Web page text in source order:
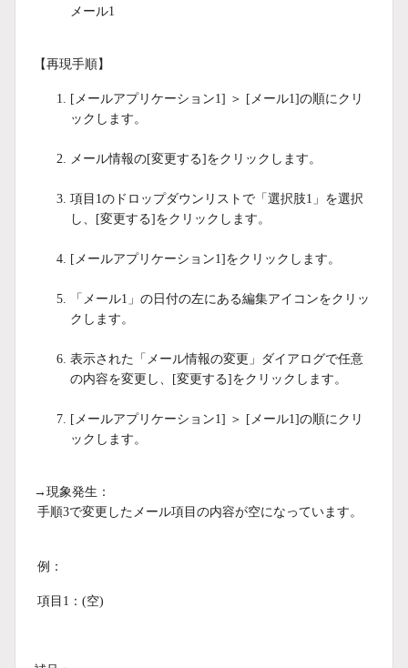
メール1
【再現手順】
[メールアプリケーション1] ＞ [メール1]の順にクリ
ックします。
メール情報の[変更する]をクリックします。
項目1のドロップダウンリストで「選択肢1」を選択
し、[変更する]をクリックします。
[メールアプリケーション1]をクリックします。
「メール1」の日付の左にある編集アイコンをクリッ
クします。
表示された「メール情報の変更」ダイアログで任意
の内容を変更し、[変更する]をクリックします。
[メールアプリケーション1] ＞ [メール1]の順にクリ
ックします。
→現象発生：
手順3で変更したメール項目の内容が空になっています。
例：
項目1：(空)